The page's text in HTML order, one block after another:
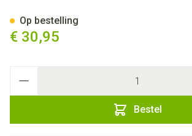
€ 30,95
Bestel
Op bestelling